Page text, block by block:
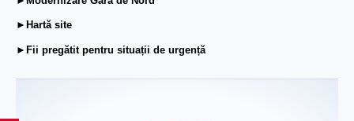
►Hartă site
►Fii pregătit pentru situații de urgență